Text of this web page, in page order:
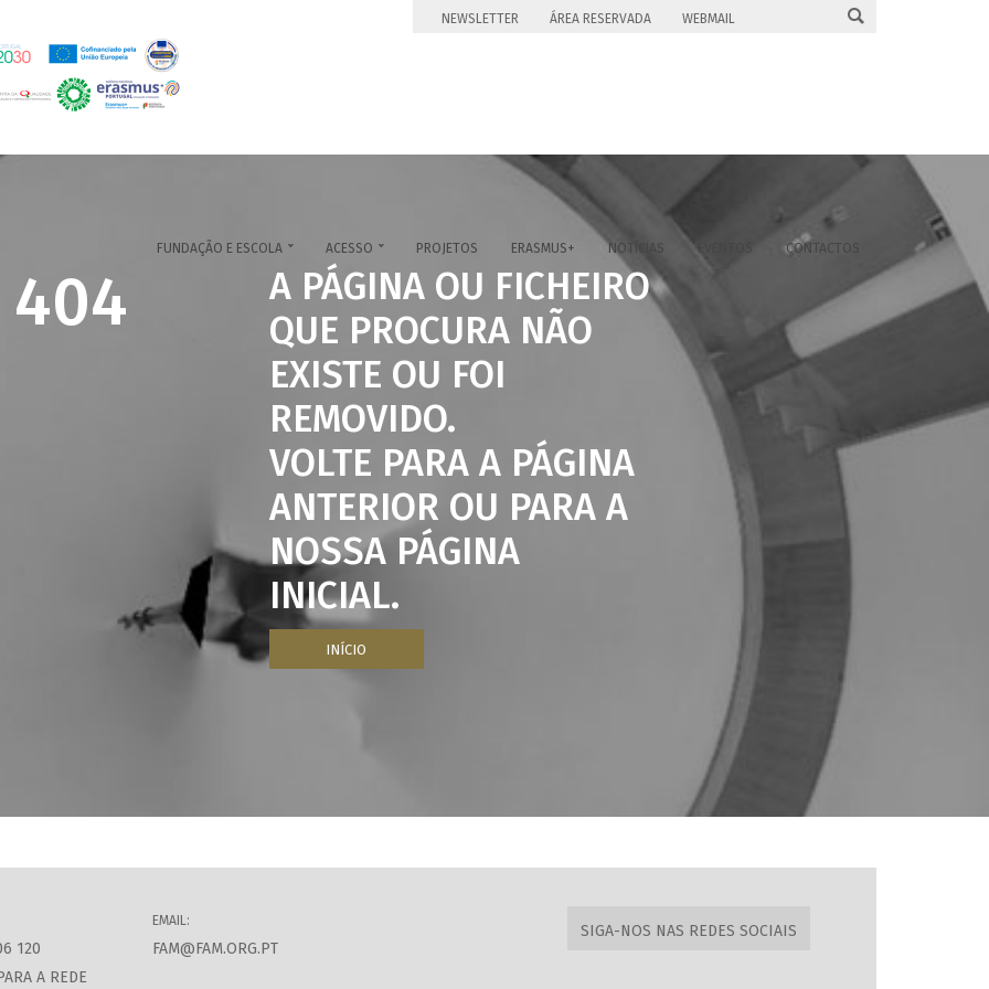
NEWSLETTER ÁREA RESERVADA WEBMAIL 
FUNDAÇÃO E ESCOLA  ACESSO  PROJETOS ERASMUS+ NOTÍCIAS CONTACTOS
404
A PÁGINA OU FICHEIRO
QUE PROCURA NÃO
EXISTE OU FOI
REMOVIDO.
VOLTE PARA A PÁGINA
ANTERIOR OU PARA A
NOSSA PÁGINA
INICIAL.
INÍCIO
120
A REDE
EMAIL:
FAM@FAM.ORG.PT
SIGA-NOS NAS REDES SOCIAIS